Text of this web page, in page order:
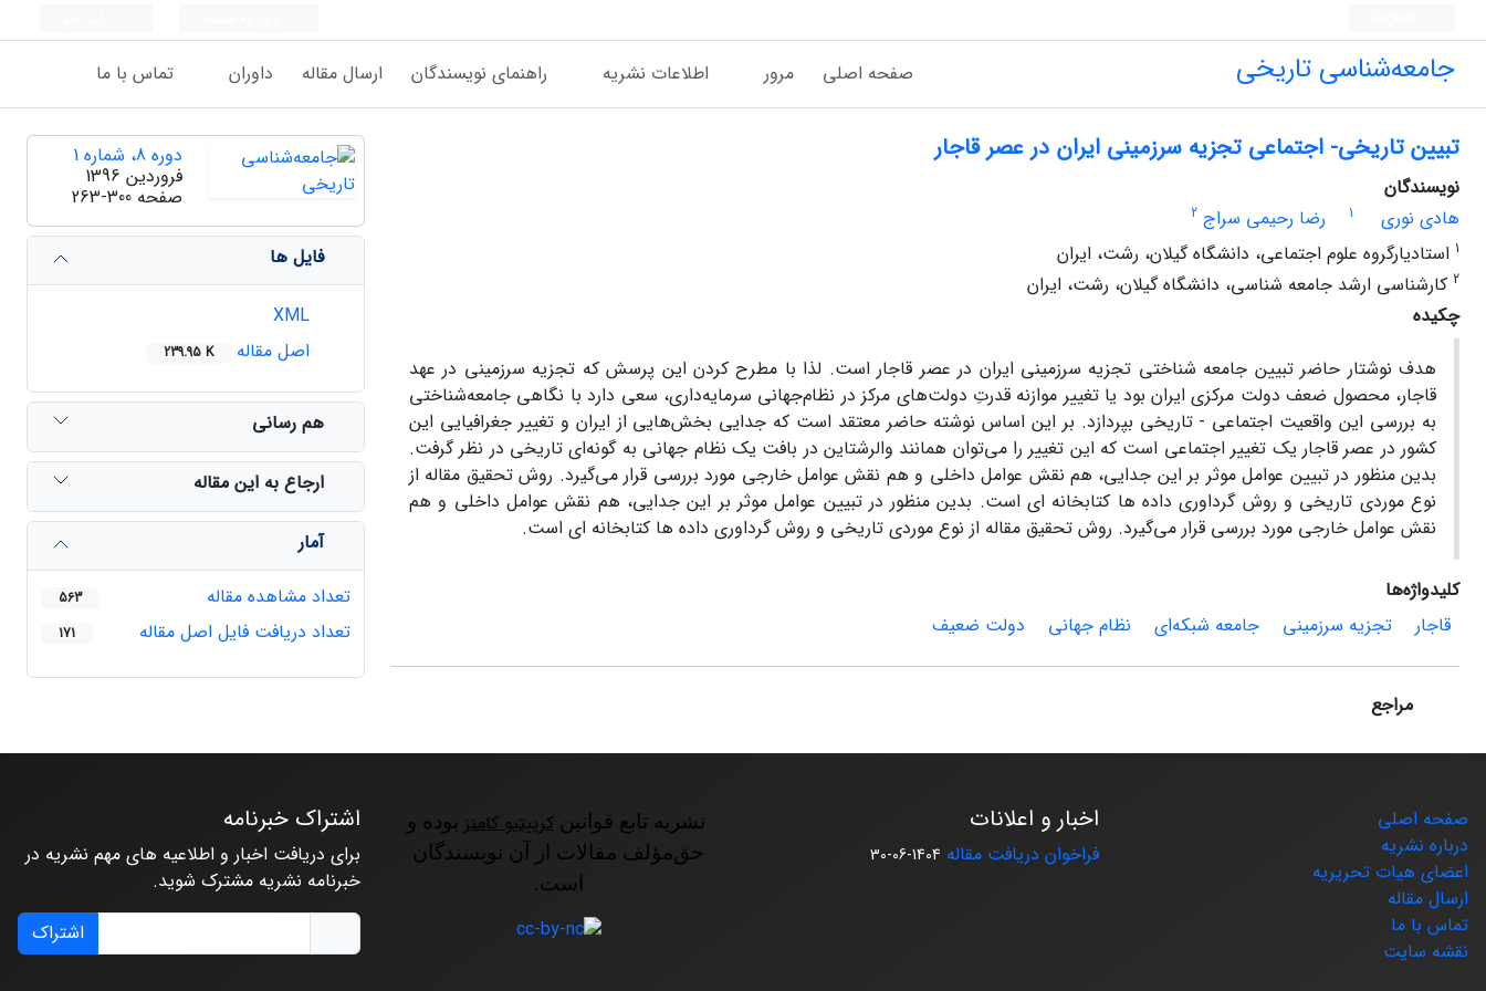
جامعه‌شناسی تاریخی صفحه اصلی مرور اطلاعات نشریه راهنمای نویسندگان ارسال مقاله داوران تماس با ما
تبیین تاریخی- اجتماعی تجزیه سرزمینی ایران در عصر قاجار
نویسندگان
هادی نوری
1 رضا رحیمی سراج 2
1 استادیارگروه علوم اجتماعی، دانشگاه گیلان، رشت، ایران
2 کارشناسی ارشد جامعه شناسی، دانشگاه گیلان، رشت، ایران
چکیده
هدف نوشتار حاضر تبیین جامعه شناختی تجزیه سرزمینی ایران در عصر قاجار است. لذا با مطرح کردن این پرسش که تجزیه سرزمینی در عهد
قاجار، محصول ضعف دولت مرکزی ایران بود یا تغییر موازنه قدرتِ دولت‌های مرکز در نظام‌جهانی سرمایه‌داری، سعی دارد با نگاهی جامعه‌شناختی
به بررسی این واقعیت اجتماعی - تاریخی بپردازد. بر این اساس نوشته حاضر معتقد است که جدایی بخش‌هایی از ایران و تغییر جغرافیایی این
کشور در عصر قاجار یک تغییر اجتماعی است که این تغییر را می‌توان همانند والرشتاین در بافت یک نظام جهانی به گونه‌ای تاریخی در نظر گرفت.
بدین منظور در تبیین عوامل موثر بر این جدایی، هم نقش عوامل داخلی و هم نقش عوامل خارجی مورد بررسی قرار می‌گیرد. روش تحقیق مقاله از
نوع موردی تاریخی و روش گرداوری داده ها کتابخانه ای است. بدین منظور در تبیین عوامل موثر بر این جدایی، هم نقش عوامل داخلی و هم
نقش عوامل خارجی مورد بررسی قرار می‌گیرد. روش تحقیق مقاله از نوع موردی تاریخی و روش گرداوری داده ها کتابخانه ای است.
کلیدواژه‌ها
قاجار
تجزیه سرزمینی جامعه شبکه‌ای نظام جهانی دولت ضعیف
مراجع
دوره 8، شماره 1
فروردین 1396
صفحه 263-300
فایل ها
اصل مقاله
239.95 K
هم رسانی
ارجاع به این مقاله
آمار
تعداد مشاهده مقاله
563
تعداد دریافت فایل اصل مقاله 171
صفحه اصلی
درباره نشریه
اعضای هیات تحریریه
ارسال مقاله
تماس با ما
نقشه سایت
اخبار و اعلانات
فراخوان دریافت مقاله 1404-06-30
نشریه تابع قوانینکرییتیو کامنز بوده و
حق‌مؤلف مقالات از آن نویسندگان
است.
اشتراک خبرنامه
برای دریافت اخبار و اطلاعیه های مهم نشریه در
خبرنامه نشریه مشترک شوید.
اشتراک